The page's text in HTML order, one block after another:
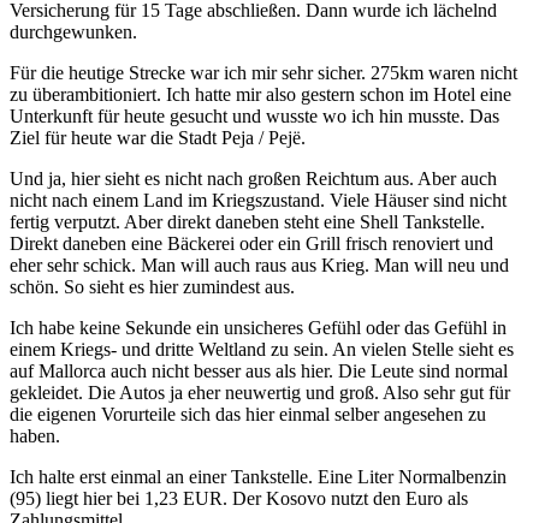
Versicherung für 15 Tage abschließen. Dann wurde ich lächelnd
durchgewunken.
Für die heutige Strecke war ich mir sehr sicher. 275km waren nicht
zu überambitioniert. Ich hatte mir also gestern schon im Hotel eine
Unterkunft für heute gesucht und wusste wo ich hin musste. Das
Ziel für heute war die Stadt Peja / Pejë.
Und ja, hier sieht es nicht nach großen Reichtum aus. Aber auch
nicht nach einem Land im Kriegszustand. Viele Häuser sind nicht
fertig verputzt. Aber direkt daneben steht eine Shell Tankstelle.
Direkt daneben eine Bäckerei oder ein Grill frisch renoviert und
eher sehr schick. Man will auch raus aus Krieg. Man will neu und
schön. So sieht es hier zumindest aus.
Ich habe keine Sekunde ein unsicheres Gefühl oder das Gefühl in
einem Kriegs- und dritte Weltland zu sein. An vielen Stelle sieht es
auf Mallorca auch nicht besser aus als hier. Die Leute sind normal
gekleidet. Die Autos ja eher neuwertig und groß. Also sehr gut für
die eigenen Vorurteile sich das hier einmal selber angesehen zu
haben.
Ich halte erst einmal an einer Tankstelle. Eine Liter Normalbenzin
(95) liegt hier bei 1,23 EUR. Der Kosovo nutzt den Euro als